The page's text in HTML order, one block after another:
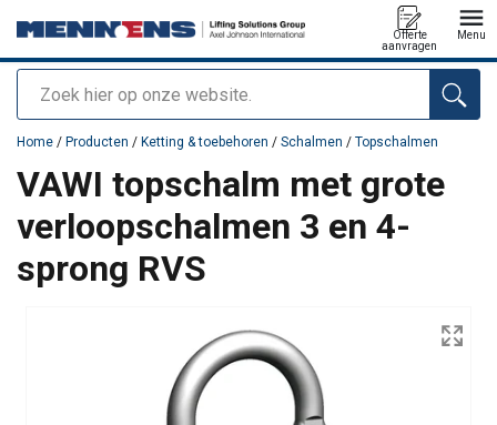
Zoeken
Offerte
aanvragen
Menu
toegevoegd aan uw offerte
Home / Producten / Ketting & toebehoren / Schalmen / Topschalmen
VAWI topschalm met grote
verloopschalmen 3 en 4-
sprong RVS